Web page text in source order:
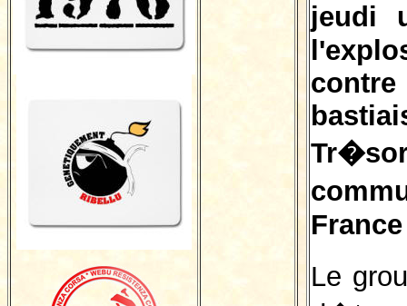
jeudi
Le